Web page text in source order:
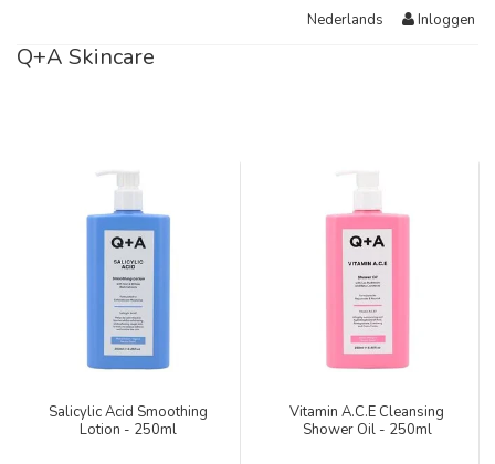
Nederlands Inloggen
Q+A Skincare
Salicylic Acid Smoothing
Lotion - 250ml
Vitamin A.C.E Cleansing
Shower Oil - 250ml